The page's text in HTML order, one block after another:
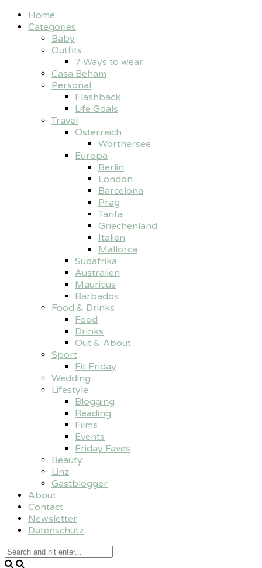
Home
Categories
Baby
Outfits
7 Ways to wear
Casa Beham
Personal
Flashback
Life Goals
Travel
Österreich
Wörthersee
Europa
Berlin
London
Barcelona
Prag
Tarifa
Griechenland
Italien
Mallorca
Südafrika
Australien
Mauritius
Barbados
Food & Drinks
Food
Drinks
Out & About
Sport
Fit Friday
Wedding
Lifestyle
Blogging
Reading
Films
Events
Friday Faves
Beauty
Linz
Gastblogger
About
Contact
Newsletter
Datenschutz